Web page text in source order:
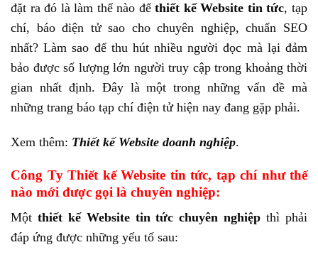
đặt ra đó là làm thế nào đểthiết kế Website tin tức, tạp
chí, báo điện tử sao cho chuyên nghiệp, chuẩn SEO
nhất? Làm sao để thu hút nhiều người đọc mà lại đảm
bảo được số lượng lớn người truy cập trong khoảng thời
gian nhất định. Đây là một trong những vấn đề mà
những trang báo tạp chí điện tử hiện nay đang gặp phải.
Xem thêm: Thiết kế Website doanh nghiệp.
Công Ty Thiết kế Website tin tức, tạp chí như thế
nào mới được gọi là chuyên nghiệp:
Một thiết kế Website tin tức chuyên nghiệp thì phải
đáp ứng được những yếu tố sau: